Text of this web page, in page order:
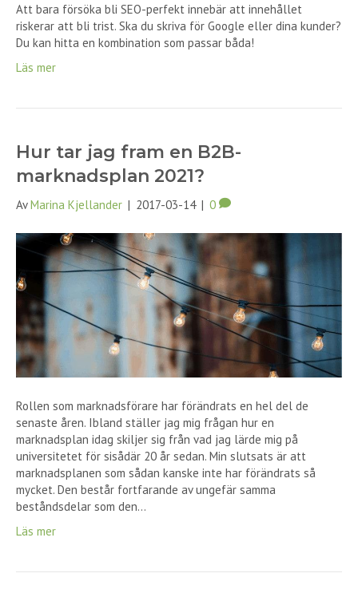
Att bara försöka bli SEO-perfekt innebär att innehållet
riskerar att bli trist. Ska du skriva för Google eller dina kunder?
Du kan hitta en kombination som passar båda!
Läs mer
Hur tar jag fram en B2B-
marknadsplan 2021?
AvMarina Kjellander | 2017-03-14 | 0
Rollen som marknadsförare har förändrats en hel del de
senaste åren. Ibland ställer jag mig frågan hur en
marknadsplan idag skiljer sig från vad jag lärde mig på
universitetet för sisådär 20 år sedan. Min slutsats är att
marknadsplanen som sådan kanske inte har förändrats så
mycket. Den består fortfarande av ungefär samma
beståndsdelar som den…
Läs mer